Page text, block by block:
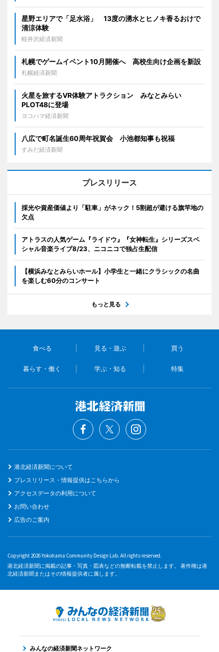
星野エリアで「足水浴」 13度の湧水とヒノキ香るおけで
清涼体験
軽井沢経済新聞
札幌でゲームイベント10月開催へ 高校生向け企画を新設
札幌経済新聞
火星を旅するVR体験アトラクション みなとみらい
PLOT48に登場
ヨコハマ経済新聞
八広で町名誕生60周年祝賀会 小池都知事も祝福
すみだ経済新聞
プレスリリース
採光や資産価値より「駐車」がネック！5割超が避ける旗竿地の
欠点
アトラスの人気ゲーム『ライドウ』『女神転生』シリーズスペ
シャル音楽ライブ8/23、ニコニコで独占生配信
【横浜みなとみらいホール】小学生と一緒にクラシックの名曲
を楽しむ60分のコンサート
もっと見る
食べる 見る・遊ぶ 買う
暮らす・働く 学ぶ・知る 特集
港北経済新聞について
プレスリリース・情報提供はこちらから
アクセスデータの利用について
お問い合わせ
広告のご案内
Copyright 2026 Yokohama Community Design Lab. All rights reserved.
港北経済新聞に掲載の記事・写真・図表などの無断転載を禁止します。 著作権は港
北経済新聞またはその情報提供者に属します。
みんなの経済新聞ネットワーク